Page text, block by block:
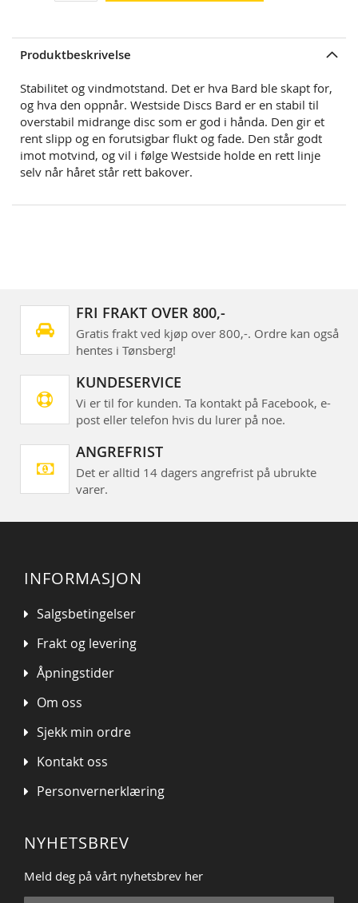
Produktbeskrivelse
Stabilitet og vindmotstand. Det er hva Bard ble skapt for,
og hva den oppnår. Westside Discs Bard er en stabil til
overstabil midrange disc som er god i hånda. Den gir et
rent slipp og en forutsigbar flukt og fade. Den står godt
imot motvind, og vil i følge Westside holde en rett linje
selv når håret står rett bakover.
FRI FRAKT OVER 800,-
Gratis frakt ved kjøp over 800,-. Ordre kan også
hentes i Tønsberg!
KUNDESERVICE
Vi er til for kunden. Ta kontakt på Facebook, e-
post eller telefon hvis du lurer på noe.
ANGREFRIST
Det er alltid 14 dagers angrefrist på ubrukte
varer.
INFORMASJON
Salgsbetingelser
Frakt og levering
Åpningstider
Om oss
Sjekk min ordre
Kontakt oss
Personvernerklæring
NYHETSBREV
Meld deg på vårt nyhetsbrev her
Sign